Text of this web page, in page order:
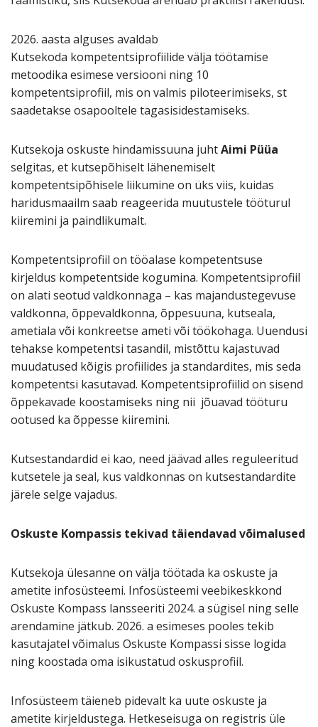
2026. aasta alguses avaldab
Kutsekoda kompetentsiprofiilide välja töötamise
metoodika esimese versiooni ning 10
kompetentsiprofiil, mis on valmis piloteerimiseks, st
saadetakse osapooltele tagasisidestamiseks.
Kutsekoja oskuste hindamissuuna juhtAimi Püüa
selgitas, et kutsepõhiselt lähenemiselt
kompetentsipõhisele liikumine on üks viis, kuidas
haridusmaailm saab reageerida muutustele tööturul
kiiremini ja paindlikumalt.
Kompetentsiprofiil on tööalase kompetentsuse
kirjeldus kompetentside kogumina. Kompetentsiprofiil
on alati seotud valdkonnaga – kas majandustegevuse
valdkonna, õppevaldkonna, õppesuuna, kutseala,
ametiala või konkreetse ameti või töökohaga. Uuendusi
tehakse kompetentsi tasandil, mistõttu kajastuvad
muudatused kõigis profiilides ja standardites, mis seda
kompetentsi kasutavad. Kompetentsiprofiilid on sisend
õppekavade koostamiseks ning nii jõuavad tööturu
ootused ka õppesse kiiremini.
Kutsestandardid ei kao, need jäävad alles reguleeritud
kutsetele ja seal, kus valdkonnas on kutsestandardite
järele selge vajadus.
Oskuste Kompassis tekivad täiendavad võimalused
Kutsekoja ülesanne on välja töötada ka oskuste ja
ametite infosüsteemi. Infosüsteemi veebikeskkond
Oskuste Kompass lansseeriti 2024. a sügisel ning selle
arendamine jätkub. 2026. a esimeses pooles tekib
kasutajatel võimalus Oskuste Kompassi sisse logida
ning koostada oma isikustatud oskusprofiil.
Infosüsteem täieneb pidevalt ka uute oskuste ja
ametite kirjeldustega. Hetkeseisuga on registris üle